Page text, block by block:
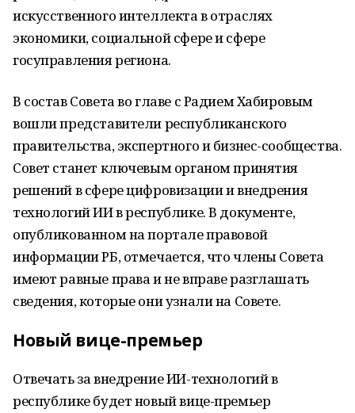
искусственного интеллекта в отраслях
экономики, социальной сфере и сфере
госуправления региона.
В состав Совета во главе с Радием Хабировым
вошли представители республиканского
правительства, экспертного и бизнес-сообщества.
Совет станет ключевым органом принятия
решений в сфере цифровизации и внедрения
технологий ИИ в республике. В документе,
опубликованном на портале правовой
информации РБ, отмечается, что члены Совета
имеют равные права и не вправе разглашать
сведения, которые они узнали на Совете.
Новый вице-премьер
Отвечать за внедрение ИИ-технологий в
республике будет новый вице-премьер